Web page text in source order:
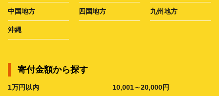
中国地方 四国地方 九州地方
沖縄
寄付金額から探す
1万円以内 10,001～20,000円